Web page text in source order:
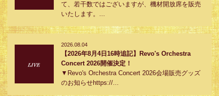
て、若干数ではございますが、機材開放席を販売
いたします。...
2026.08.04
【2026年8月4日16時追記】Revo's Orchestra
Concert 2026開催決定！
▼Revo's Orchestra Concert 2026会場販売グッズ
のお知らせhttps://...